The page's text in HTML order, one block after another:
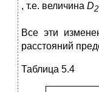
, т.е. величина D2
Все эти
расстояний
Таблица 5.4